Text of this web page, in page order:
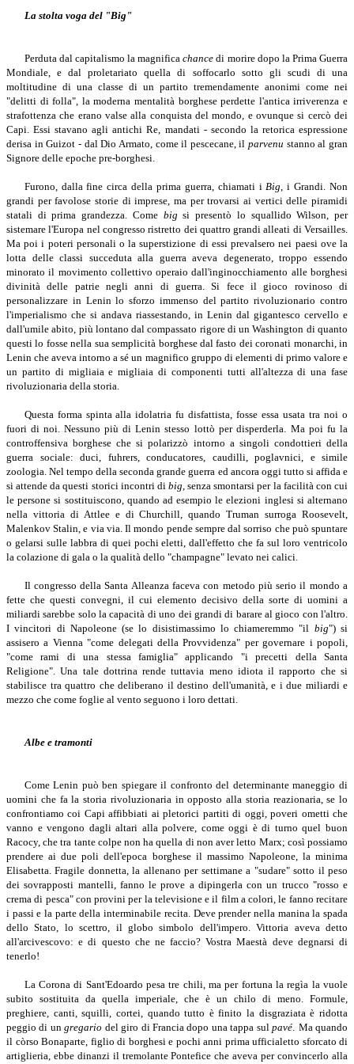
La stolta voga del "Big"
Perduta dal capitalismo la magnificachancedi morire dopo la Prima Guerra
Mondiale, e dal proletariato quella di soffocarlo sotto gli scudi di una
moltitudine di una classe di un partito tremendamente anonimi come nei
"delitti di folla", la moderna mentalità borghese perdette l'antica irriverenza e
strafottenza che erano valse alla conquista del mondo, e ovunque si cercò dei
Capi. Essi stavano agli antichi Re, mandati - secondo la retorica espressione
derisa in Guizot - dal Dio Armato, come il pescecane, ilparvenu stanno al gran
Signore delle epoche pre-borghesi.
Furono, dalla fine circa della prima guerra, chiamati iBig, i Grandi. Non
grandi per favolose storie di imprese, ma per trovarsi ai vertici delle piramidi
statali di prima grandezza. Come bigsi presentò lo squallido Wilson, per
sistemare l'Europa nel congresso ristretto dei quattro grandi alleati di Versailles.
Ma poi i poteri personali o la superstizione di essi prevalsero nei paesi ove la
lotta delle classi succeduta alla guerra aveva degenerato, troppo essendo
minorato il movimento collettivo operaio dall'inginocchiamento alle borghesi
divinità delle patrie negli anni di guerra. Si fece il gioco rovinoso di
personalizzare in Lenin lo sforzo immenso del partito rivoluzionario contro
l'imperialismo che si andava riassestando, in Lenin dal gigantesco cervello e
dall'umile abito, più lontano dal compassato rigore di un Washington di quanto
questi lo fosse nella sua semplicità borghese dal fasto dei coronati monarchi, in
Lenin che aveva intorno a sé un magnifico gruppo di elementi di primo valore e
un partito di migliaia e migliaia di componenti tutti all'altezza di una fase
rivoluzionaria della storia.
Questa forma spinta alla idolatria fu disfattista, fosse essa usata tra noi o
fuori di noi. Nessuno più di Lenin stesso lottò per disperderla. Ma poi fu la
controffensiva borghese che si polarizzò intorno a singoli condottieri della
guerra sociale: duci, fuhrers, conducatores, caudilli, poglavnici, e simile
zoologia. Nel tempo della seconda grande guerra ed ancora oggi tutto si affida e
si attende da questi storici incontri di big, senza smontarsi per la facilità con cui
le persone si sostituiscono, quando ad esempio le elezioni inglesi si alternano
nella vittoria di Attlee e di Churchill, quando Truman surroga Roosevelt,
Malenkov Stalin, e via via. Il mondo pende sempre dal sorriso che può spuntare
o gelarsi sulle labbra di quei pochi eletti, dall'effetto che fa sul loro ventricolo
la colazione di gala o la qualità dello "champagne" levato nei calici.
Il congresso della Santa Alleanza faceva con metodo più serio il mondo a
fette che questi convegni, il cui elemento decisivo della sorte di uomini a
miliardi sarebbe solo la capacità di uno dei grandi di barare al gioco con l'altro.
I vincitori di Napoleone (se lo disistimassimo lo chiameremmo "il big") si
assisero a Vienna "come delegati della Provvidenza" per governare i popoli,
"come rami di una stessa famiglia" applicando "i precetti della Santa
Religione". Una tale dottrina rende tuttavia meno idiota il rapporto che si
stabilisce tra quattro che deliberano il destino dell'umanità, e i due miliardi e
mezzo che come foglie al vento seguono i loro dettati.
Albe e tramonti
Come Lenin può ben spiegare il confronto del determinante maneggio di
uomini che fa la storia rivoluzionaria in opposto alla storia reazionaria, se lo
confrontiamo coi Capi affibbiati ai pletorici partiti di oggi, poveri ometti che
vanno e vengono dagli altari alla polvere, come oggi è di turno quel buon
Racocy, che tra tante colpe non ha quella di non aver letto Marx; così possiamo
prendere ai due poli dell'epoca borghese il massimo Napoleone, la minima
Elisabetta. Fragile donnetta, la allenano per settimane a "sudare" sotto il peso
dei sovrapposti mantelli, fanno le prove a dipingerla con un trucco "rosso e
crema di pesca" con provini per la televisione e il film a colori, le fanno recitare
i passi e la parte della interminabile recita. Deve prender nella manina la spada
dello Stato, lo scettro, il globo simbolo dell'impero. Vittoria aveva detto
all'arcivescovo: e di questo che ne faccio? Vostra Maestà deve degnarsi di
tenerlo!
La Corona di Sant'Edoardo pesa tre chili, ma per fortuna la regìa la vuole
subito sostituita da quella imperiale, che è un chilo di meno. Formule,
preghiere, canti, squilli, cortei, quando tutto è finito la disgraziata è ridotta
peggio di ungregario del giro di Francia dopo una tappa sulpavé. Ma quando
il còrso Bonaparte, figlio di borghesi e pochi anni prima ufficialetto sforcato di
artiglieria, ebbe dinanzi il tremolante Pontefice che aveva per convincerlo alla